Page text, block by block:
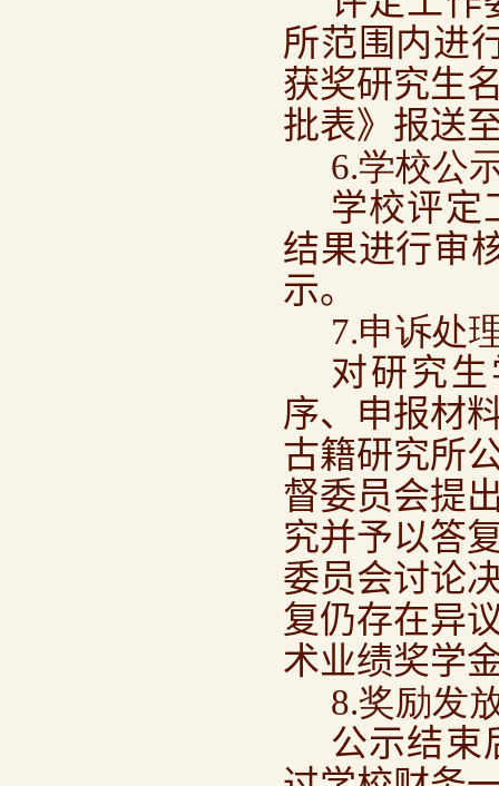
所范围内进
获奖研究生
批表》报送
6.学校公
学校评定
结果进行审
示。
7.申诉处
对研究
序、申报材
古籍研究所
督委员会提
究并予以答
委员会讨论
复仍存在异
术业绩奖学
8.奖励发
公示结束